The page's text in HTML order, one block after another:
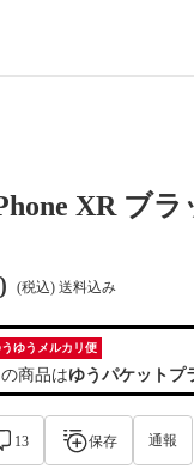
XR ブラ
(税込) 送料込み
ゆうメルカリ便
商品はゆうパケットプ
13 保存 通報